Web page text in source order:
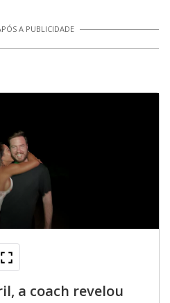
A PUBLICIDADE
a coach revelou